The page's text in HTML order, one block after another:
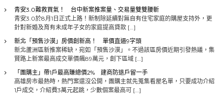
青安3.0難救買氣！ 台中新案推案量、交易量雙雙腰斬
青安3.0於8月1日正式上路！新制除延續對無自有住宅家庭的購屋支持外，更
針對新婚及育有未成年子女的家庭提高貸款 […]
新北「預售沙漠」房價創新高！ 單價直逼9字頭
新北蘆洲區新推案稀缺，宛如「預售沙漠」。不過該區房價近期引發熱議，集
賢路上新案最高成交單價飆89萬元，創下區域 […]
「團購主」帶1戶最高賺總價2% 建商防退戶留一手
高雄房市最熱時，熱門案還沒公開，團購主就先蒐集看屋名單，只要成功介紹
1戶成交，介紹費3萬元起跳，少數個案最高可 […]